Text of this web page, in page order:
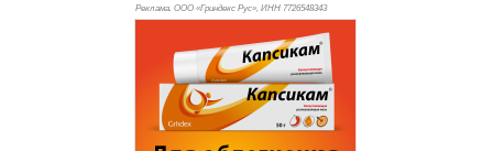
Реклама. ООО «Гриндекс Рус», ИНН 7726548343